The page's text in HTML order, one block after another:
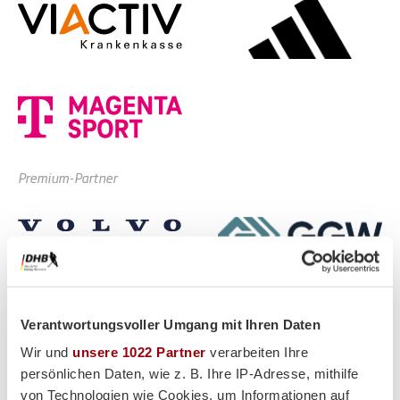
Verantwortungsvoller Umgang mit Ihren Daten
Wir und unsere 1022 Partner verarbeiten Ihre
persönlichen Daten, wie z. B. Ihre IP-Adresse, mithilfe
von Technologien wie Cookies, um Informationen auf
Premium-Partner